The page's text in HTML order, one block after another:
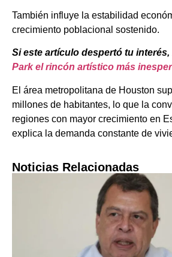
También influye la estabilidad
crecimiento poblacional sostenido.
Si este artículo despertó tu interés,
Park el rincón artístico más
El área metropolitana de Houston
millones de habitantes, lo que la
regiones con mayor crecimiento en
explica la demanda constante de
Noticias Relacionadas